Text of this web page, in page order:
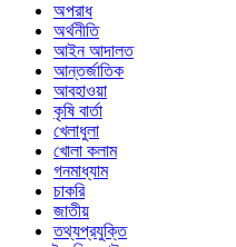
অপরাধ
অর্থনীতি
আইন আদালত
আন্তর্জাতিক
আবহাওয়া
কৃষি বার্তা
খেলাধুলা
খোলা কলাম
গনমাধ্যাম
চাকরি
জাতীয়
তথ্যপ্রযুক্তি